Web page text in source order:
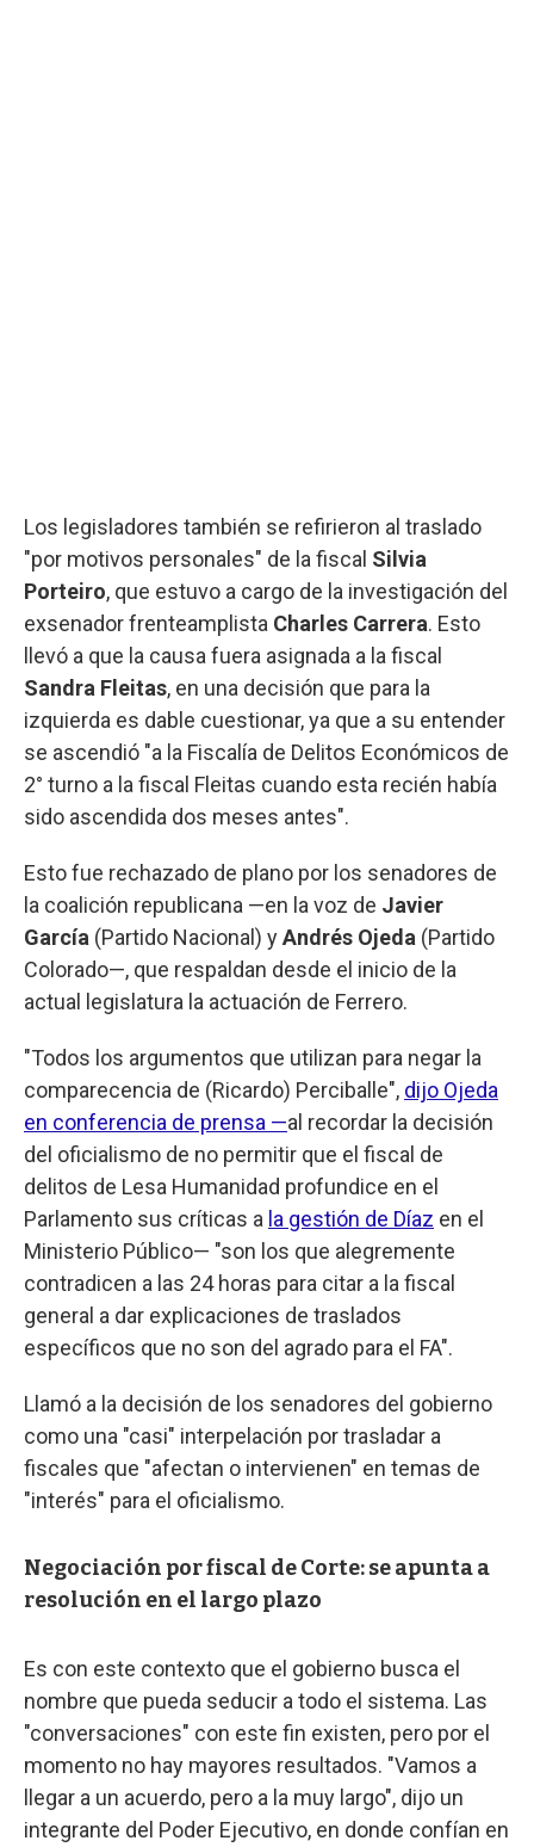
Los legisladores también se refirieron al traslado
"por motivos personales" de la fiscal Silvia
Porteiro, que estuvo a cargo de la investigación del
exsenador frenteamplista Charles Carrera. Esto
llevó a que la causa fuera asignada a la fiscal
Sandra Fleitas, en una decisión que para la
izquierda es dable cuestionar, ya que a su entender
se ascendió "a la Fiscalía de Delitos Económicos de
2° turno a la fiscal Fleitas cuando esta recién había
sido ascendida dos meses antes".
Esto fue rechazado de plano por los senadores de
la coalición republicana —en la voz de Javier
García (Partido Nacional) yAndrés Ojeda (Partido
Colorado—, que respaldan desde el inicio de la
actual legislatura la actuación de Ferrero.
"Todos los argumentos que utilizan para negar la
comparecencia de (Ricardo) Perciballe", dijo Ojeda
en conferencia de prensa —al recordar la decisión
del oficialismo de no permitir que el fiscal de
delitos de Lesa Humanidad profundice en el
Parlamento sus críticas a la gestión de Díaz en el
Ministerio Público— "son los que alegremente
contradicen a las 24 horas para citar a la fiscal
general a dar explicaciones de traslados
específicos que no son del agrado para el FA".
Llamó a la decisión de los senadores del gobierno
como una "casi" interpelación por trasladar a
fiscales que "afectan o intervienen" en temas de
"interés" para el oficialismo.
Negociación por fiscal de Corte: se apunta a
resolución en el largo plazo
Es con este contexto que el gobierno busca el
nombre que pueda seducir a todo el sistema. Las
"conversaciones" con este fin existen, pero por el
momento no hay mayores resultados. "Vamos a
llegar a un acuerdo, pero a la muy largo", dijo un
integrante del Poder Ejecutivo, en donde confían en